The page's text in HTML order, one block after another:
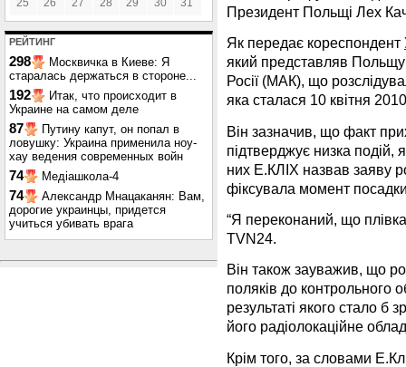
25 26 27 28 29 30 31
РЕЙТИНГ
298
Москвичка в Киеве: Я
старалась держаться в стороне...
192
Итак, что происходит в
Украине на самом деле
87
Путину капут, он попал в
ловушку: Украина применила ноу-
хау ведения современных войн
74 Медіашкола-4
74
Александр Мнацаканян: Вам,
дорогие украинцы, придется
учиться убивать врага
Президент Польщі Лех
Як передає кореспондент
який представляв Польщу
Росії (МАК), що
яка сталася 10 квітня
Він зазначив, що факт
підтверджує низка подій,
них Е.КЛІХ назвав заяву
фіксувала момент
“Я переконаний, що
TVN24.
Він також зауважив, що
поляків до контрольного
результаті якого стало б
його радіолокаційне
Крім того, за словами